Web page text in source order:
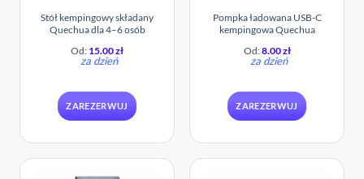
Stół kempingowy składany
Quechua dla 4–6 osób
Od: 15.00zł
za dzień
ZAREZERWUJ
Pompka ładowana USB-C
kempingowa Quechua
Od:8.00zł
za dzień
ZAREZERWUJ